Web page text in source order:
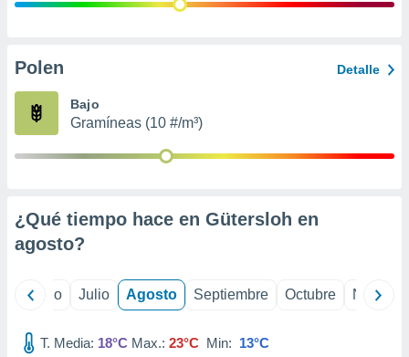
publicidad
de
Polen Detalle
Bajo
Gramíneas (10 #/m³)
¿Qué tiempo hace en Gütersloh en
agosto?
Junio Julio Agosto Septiembre Octubre
T. Media: 18°C Max.: 23°C Min: 13°C